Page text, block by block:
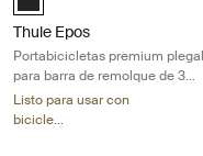
Thule Epos
Portabicicletas premium
para barra de remolque de 3
bicicletas, diseñado para
adaptarse a todo tipo de
Listo para usar con
bicicle...